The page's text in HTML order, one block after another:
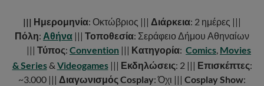
||| Ημερομηνία: Οκτώβριος ||| Διάρκεια: 2 ημέρες |||
Πόλη: Αθήνα ||| Τοποθεσία: Σεράφειο Δήμου Αθηναίων
||| Τύπος: Convention ||| Κατηγορία: Comics, Movies
& Series& Videogames||| Εκδηλώσεις: 2 ||| Επισκέπτες:
~3.000 ||| Διαγωνισμός Cosplay: Όχι ||| Cosplay Show: